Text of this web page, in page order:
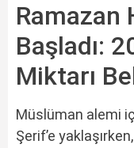
Ramazan
Başladı:
Miktarı
Müslüman alemi
Şerif’e